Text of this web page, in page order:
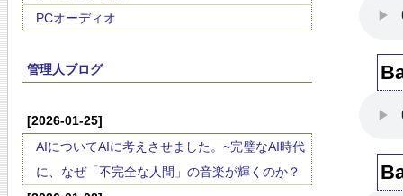
PCオーディオ
管理人ブログ
[2026-01-25]
AIについてAIに考えさせました。~完璧なAI時代
に、なぜ「不完全な人間」の音楽が輝くのか？